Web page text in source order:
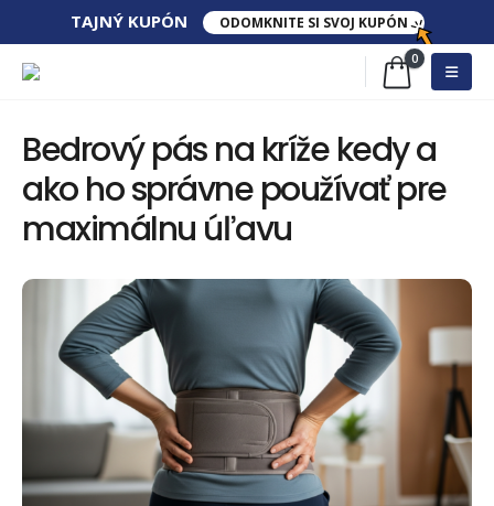
TAJNÝ​ KUPÓN ODOMKNITE SI SVOJ KUPÓN
0
Bedrový pás na kríže kedy a
ako ho správne používať pre
maximálnu úľavu